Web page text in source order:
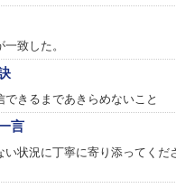
致した。
きるまであきらめないこと
言
状況に丁寧に寄り添ってく